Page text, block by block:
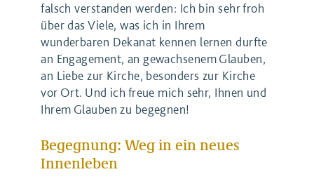
falsch verstanden werden: Ich bin sehr froh
über das Viele, was ich in Ihrem
wunderbaren Dekanat kennen lernen durfte
an Engagement, an gewachsenem Glauben,
an Liebe zur Kirche, besonders zur Kirche
vor Ort. Und ich freue mich sehr, Ihnen und
Ihrem Glauben zu begegnen!
Begegnung: Weg in ein neues
Innenleben